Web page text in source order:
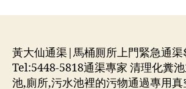
黃大仙通渠|馬桶厠所上門緊急通渠
Tel:5448-5818通渠專家 清理化糞
池,廁所,污水池裡的污物通過專用